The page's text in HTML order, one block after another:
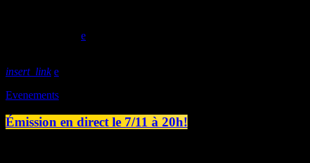
insert_link
Evenements
Émission en direct le 7/11 à 20h!